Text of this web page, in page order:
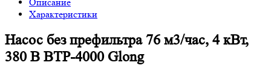
Характеристики
Насос без префильтра 76 м3/час, 4 кВт,
380 В BTP-4000 Glong